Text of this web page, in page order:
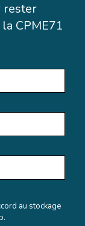
rester
CPME71
au stockage